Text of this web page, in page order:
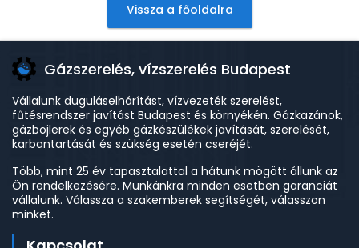
Vissza a főoldalra
Gázszerelés, vízszerelés Budapest
Vállalunk duguláselhárítást, vízvezeték szerelést,
fűtésrendszer javítást Budapest és környékén. Gázkazánok,
gázbojlerek és egyéb gázkészülékek javítását, szerelését,
karbantartását és szükség esetén cseréjét.
Több, mint 25 év tapasztalattal a hátunk mögött állunk az
Ön rendelkezésére. Munkánkra minden esetben garanciát
vállalunk. Válassza a szakemberek segítségét, válasszon
minket.